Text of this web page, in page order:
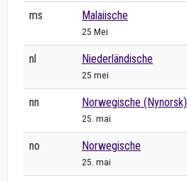
ms Malaiische
25 Mei
nl Niederländische
25 mei
nn Norwegische (Nynorsk)
25. mai
no Norwegische
25. mai